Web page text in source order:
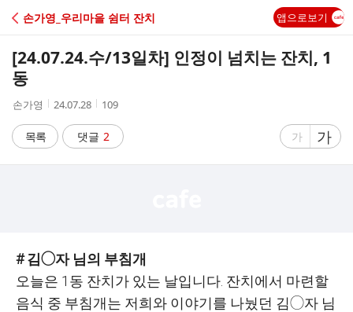
C
A
손가영_우리마을 쉼터 잔치 앱으로보기
[24.07.24.수/13일차] 인정이 넘치는 잔치, 1
동
작
자
손가영
작
시
간
24.07.28
조
수
109
목록 댓글 2
글
가
글
자
가
# 김◯자 님의 부침개
오늘은 1동 잔치가 있는 날입니다. 잔치에서 마련할
음식 중 부침개는 저희와 이야기를 나눴던 김◯자 님